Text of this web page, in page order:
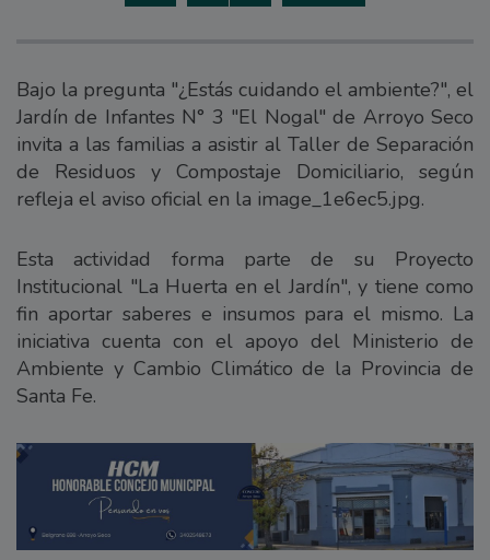
Bajo la pregunta "¿Estás cuidando el ambiente?", el
Jardín de Infantes N° 3 "El Nogal" de Arroyo Seco
invita a las familias a asistir al Taller de Separación
de Residuos y Compostaje Domiciliario, según
refleja el aviso oficial en la image_1e6ec5.jpg.
Esta actividad forma parte de su Proyecto
Institucional "La Huerta en el Jardín", y tiene como
fin aportar saberes e insumos para el mismo. La
iniciativa cuenta con el apoyo del Ministerio de
Ambiente y Cambio Climático de la Provincia de
Santa Fe.